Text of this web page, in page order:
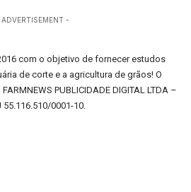
-
com o objetivo de fornecer estudos
de corte e a agricultura de grãos! O
PUBLICIDADE DIGITAL LTDA –
55.116.510/0001-10.